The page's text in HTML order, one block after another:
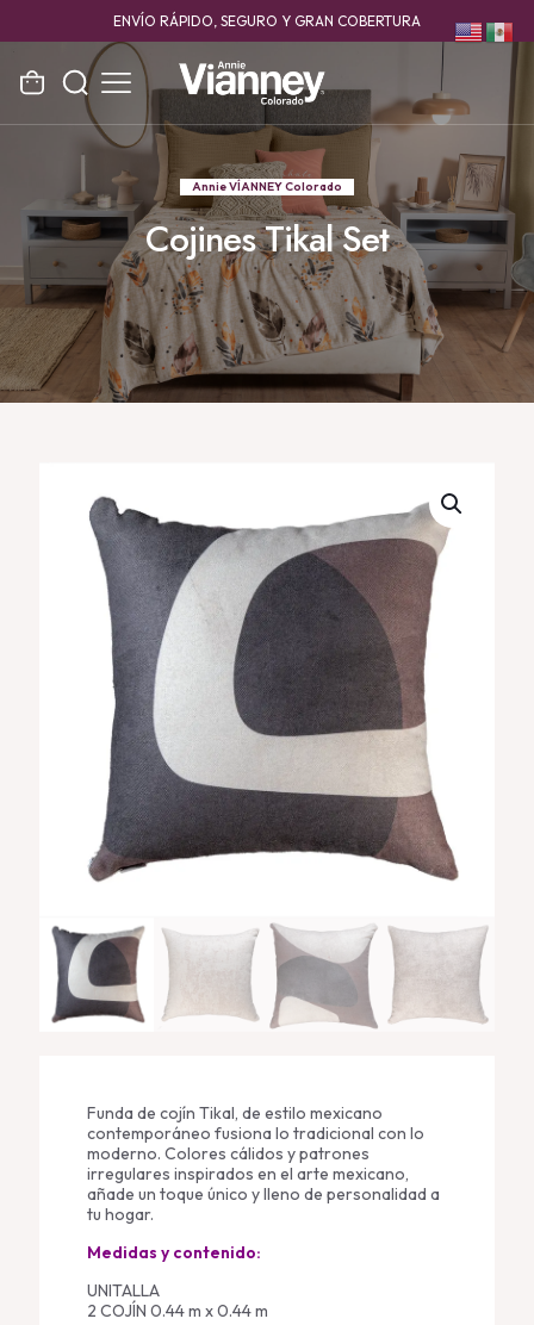
ENVÍO RÁPIDO, SEGURO Y GRAN COBERTURA
Annie VÍANNEY Colorado
Cojines Tikal Set
Funda de cojín Tikal, de estilo mexicano
contemporáneo fusiona lo tradicional con lo
moderno. Colores cálidos y patrones
irregulares inspirados en el arte mexicano,
añade un toque único y lleno de personalidad a
tu hogar.
Medidas y contenido:
UNITALLA
2 COJÍN 0.44 m x 0.44 m